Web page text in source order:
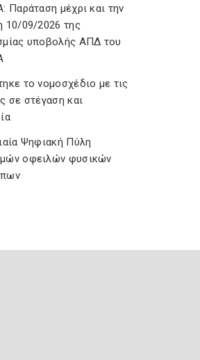
Παράταση μέχρι και την
10/09/2026 της
υποβολής ΑΠΔ του
το νομοσχέδιο με τις
σε στέγαση και
Ψηφιακή Πύλη
οφειλών φυσικών